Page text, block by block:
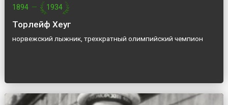
1894 — 1934
Торлейф Хеуг
норвежский лыжник, трехкратный олимпийский чемпион